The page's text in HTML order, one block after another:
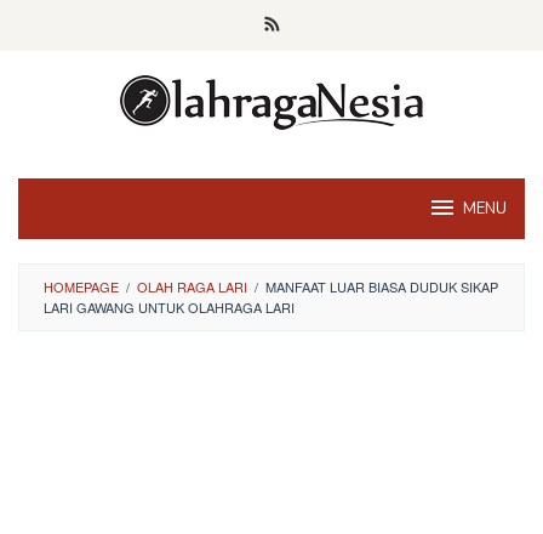
MENU
HOMEPAGE / OLAH RAGA LARI / MANFAAT LUAR BIASA DUDUK SIKAP
LARI GAWANG UNTUK OLAHRAGA LARI